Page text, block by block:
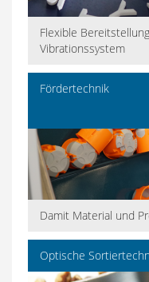
Flexible
Vibrationssystem
Fördertechnik
Damit Material und
Optische